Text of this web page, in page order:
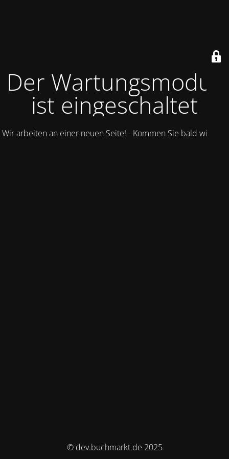
Der Wartungsmodus
ist eingeschaltet
Wir arbeiten an einer neuen Seite! - Kommen Sie bald wieder.
© dev.buchmarkt.de 2025